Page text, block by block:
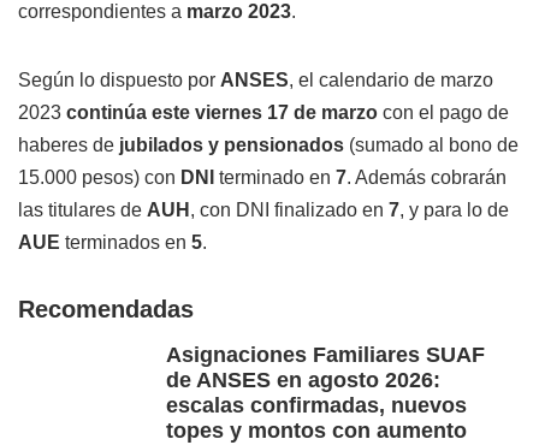
correspondientes a marzo 2023.
Según lo dispuesto por ANSES, el calendario de marzo
2023 continúa este viernes 17 de marzo con el pago de
haberes de jubilados y pensionados (sumado al bono de
15.000 pesos) con DNI terminado en 7. Además cobrarán
las titulares de AUH , con DNI finalizado en 7, y para lo de
AUE terminados en 5.
Recomendadas
Asignaciones Familiares SUAF
de ANSES en agosto 2026:
escalas confirmadas, nuevos
topes y montos con aumento